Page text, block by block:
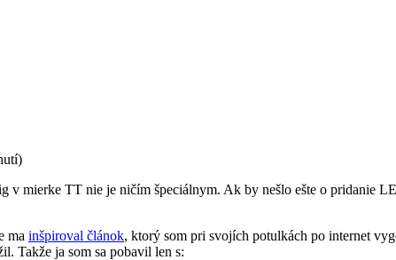
mierke TT nie je ničím špeciálnym. Ak by nešlo ešte o pridanie
ma inšpiroval článok, ktorý som pri svojích potulkách po internet
Takže ja som sa pobavil len s: